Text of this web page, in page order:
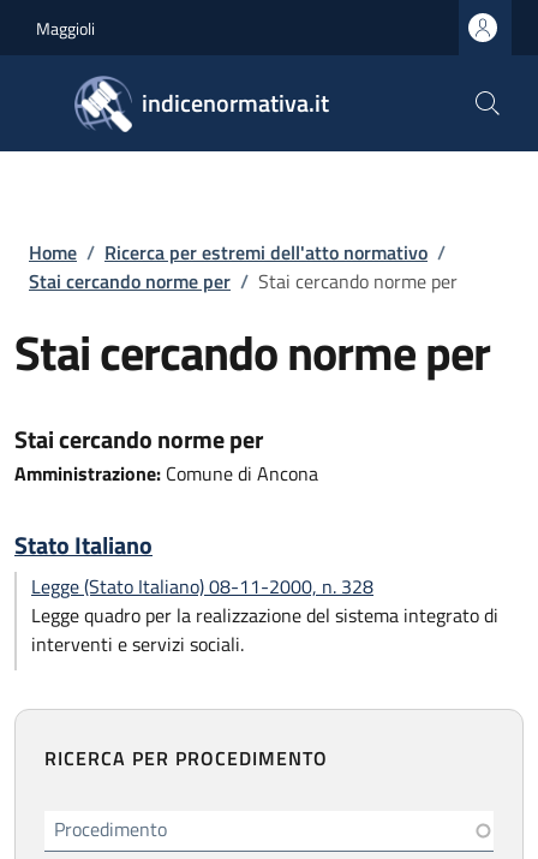
Maggioli
indicenormativa.it
Briciole di pane
Home / Ricerca per estremi dell'atto normativo /
Stai cercando norme per / Stai cercando norme per
Stai cercando norme per
Stai cercando norme per
Amministrazione: Comune di Ancona
Stato Italiano
Legge (Stato Italiano) 08-11-2000, n. 328
Legge quadro per la realizzazione del sistema integrato di
interventi e servizi sociali.
RICERCA PER PROCEDIMENTO
Procedimento